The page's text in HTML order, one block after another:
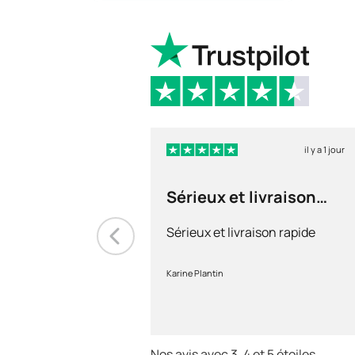
il y a 1 jour
Sérieux et livraison
Sérieux et livraison rapide
Karine Plantin